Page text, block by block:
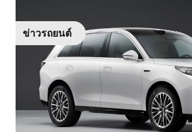
ข่าวรถยนต์